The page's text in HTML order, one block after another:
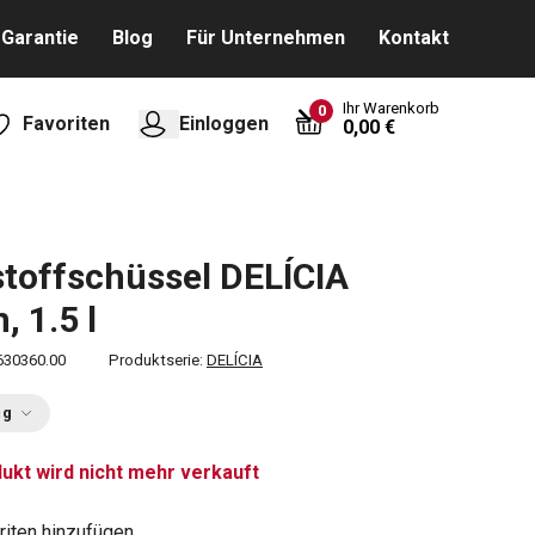
Garantie Blog Für Unternehmen Kontakt
Favoriten Einloggen
0 Ihr Warenkorb
0,00 €
DELÍCIA
1.5 l
Produktserie: DELÍCIA
wird nicht mehr verkauft